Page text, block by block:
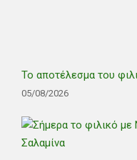
Το αποτέλεσμα του
05/08/2026